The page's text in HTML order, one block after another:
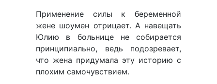
Применение силы к беременной
жене шоумен отрицает. А навещать
Юлию в больнице не собирается
принципиально, ведь подозревает,
что жена придумала эту историю с
плохим самочувствием.